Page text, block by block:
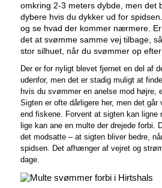
omkring 2-3 meters dybde, men det
dybere hvis du dykker ud for
og se hvad der kommer nærmere.
det at svømme samme vej tilbage,
stor silhuet, når du svømmer op efter
Der er for nyligt blevet fjernet en del af
udenfor, men det er stadig muligt at
hvis du svømmer en anelse mod højre,
Sigten er ofte dårligere her, men det går
end fiskene. Forvent at sigten kan ligne
lige kan ane en multe der drejede forbi.
det modsatte – at sigten bliver bedre,
spidsen. Det afhænger af vejret og
dage.